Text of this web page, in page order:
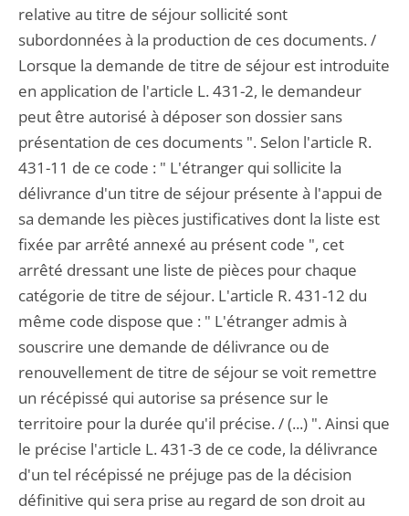
relative au titre de séjour sollicité sont
subordonnées à la production de ces documents. /
Lorsque la demande de titre de séjour est introduite
en application de l'article L. 431-2, le demandeur
peut être autorisé à déposer son dossier sans
présentation de ces documents ". Selon l'article R.
431-11 de ce code : " L'étranger qui sollicite la
délivrance d'un titre de séjour présente à l'appui de
sa demande les pièces justificatives dont la liste est
fixée par arrêté annexé au présent code ", cet
arrêté dressant une liste de pièces pour chaque
catégorie de titre de séjour. L'article R. 431-12 du
même code dispose que : " L'étranger admis à
souscrire une demande de délivrance ou de
renouvellement de titre de séjour se voit remettre
un récépissé qui autorise sa présence sur le
territoire pour la durée qu'il précise. / (...) ". Ainsi que
le précise l'article L. 431-3 de ce code, la délivrance
d'un tel récépissé ne préjuge pas de la décision
définitive qui sera prise au regard de son droit au